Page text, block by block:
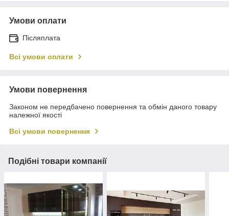
Умови оплати
Післяплата
Всі умови оплати
Умови повернення
Законом не передбачено повернення та обмін даного товару
належної якості
Всі умови повернення
Подібні товари компанії